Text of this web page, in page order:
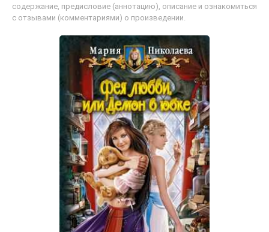
содержание, предисловие (аннотацию), описание и ознакомиться
с отзывами (комментариями) о произведении.